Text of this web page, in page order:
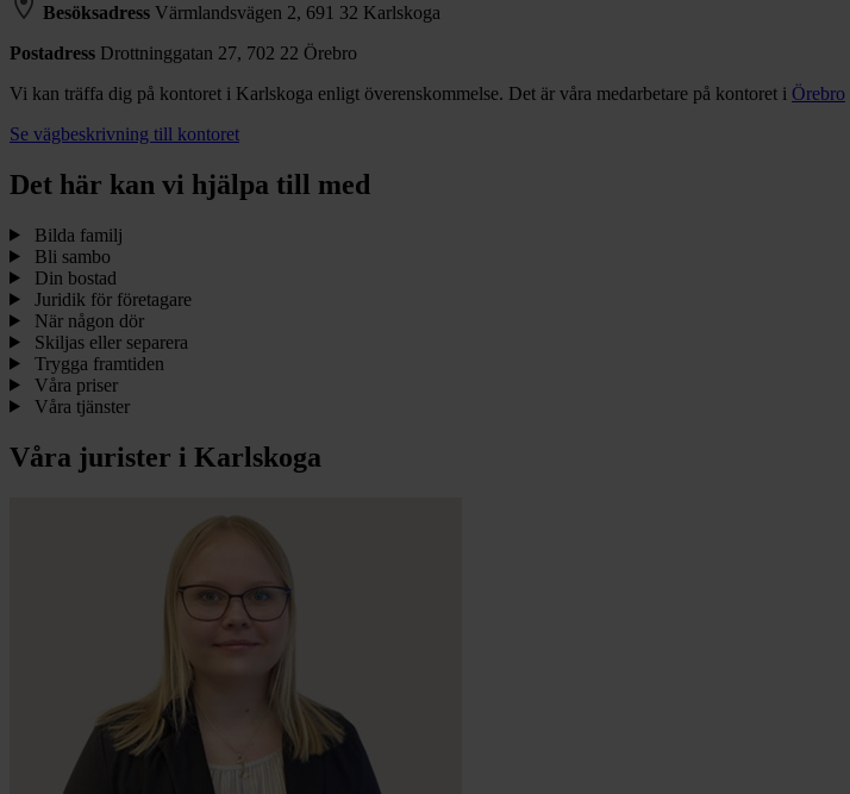
Besöksadress Värmlandsvägen 2, 691 32 Karlskoga
Postadress Drottninggatan 27, 702 22 Örebro
Vi kan träffa dig på kontoret i Karlskoga enligt överenskommelse. Det är våra medarbetare på kontoret i Örebro
Se vägbeskrivning till kontoret
Det här kan vi hjälpa till med
Bilda familj
Bli sambo
Din bostad
Juridik för företagare
När någon dör
Skiljas eller separera
Trygga framtiden
Våra priser
Våra tjänster
Våra jurister i Karlskoga